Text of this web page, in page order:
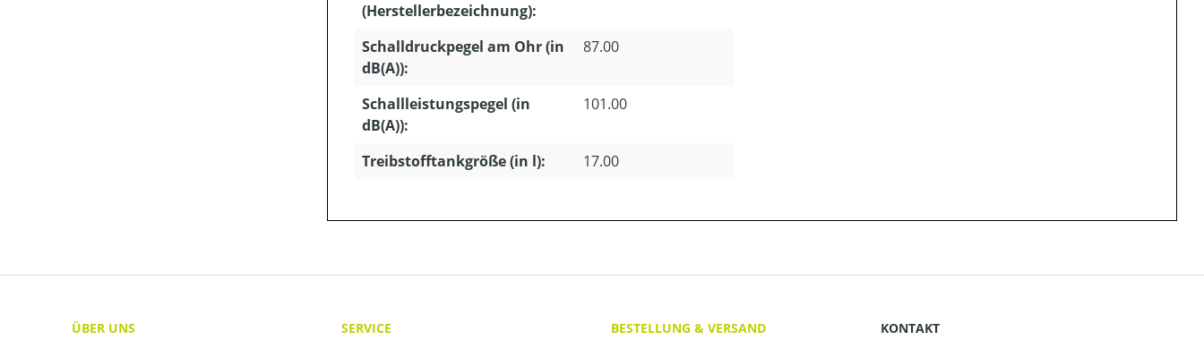
(Herstellerbezeichnung):
Schalldruckpegel am Ohr (in
dB(A)):
87.00
Schallleistungspegel (in
dB(A)):
101.00
Treibstofftankgröße (in l): 17.00
ÜBER UNS
SERVICE
BESTELLUNG & VERSAND
KONTAKT